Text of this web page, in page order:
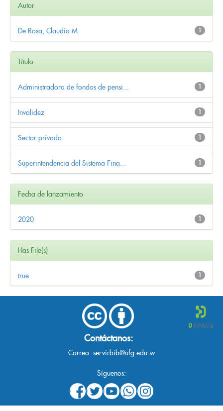
Autor
1
De Rosa, Claudio M.
Título
1
Administradora de fondos de pensi...
1
Invalidez
1
Sector privado
1
Superintendencia del Sistema Fina...
Fecha de lanzamiento
1
2020
Has File(s)
1
true
Contáctanos:
Correo: servirbib@ufg.edu.sv
Síguenos: